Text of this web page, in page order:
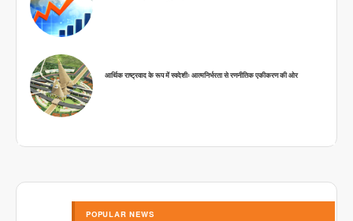
आर्थिक राष्ट्रवाद के रूप में स्वदेशीः आत्मनिर्भरता से रणनीतिक एकीकरण की ओर
POPULAR NEWS